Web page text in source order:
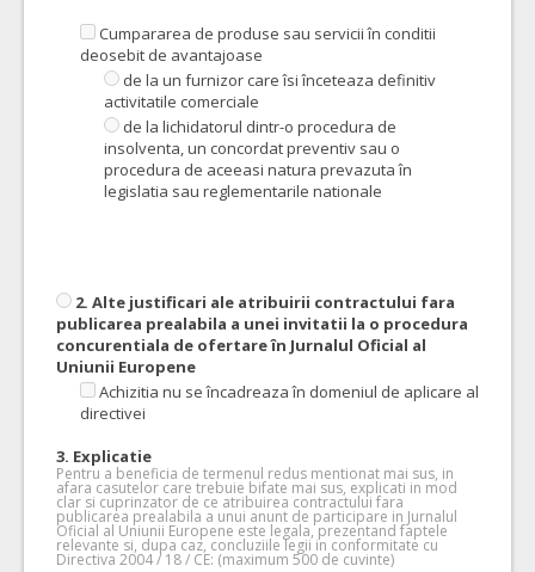
Cumpararea de produse sau servicii în conditii
deosebit de avantajoase
de la un furnizor care îsi înceteaza definitiv
activitatile comerciale
de la lichidatorul dintr-o procedura de
insolventa, un concordat preventiv sau o
procedura de aceeasi natura prevazuta în
legislatia sau reglementarile nationale
2. Alte justificari ale atribuirii contractului fara
publicarea prealabila a unei invitatii la o procedura
concurentiala de ofertare în Jurnalul Oficial al
Uniunii Europene
Achizitia nu se încadreaza în domeniul de aplicare al
directivei
3. Explicatie
Pentru a beneficia de termenul redus mentionat mai sus, in
afara casutelor care trebuie bifate mai sus, explicati in mod
clar si cuprinzator de ce atribuirea contractului fara
publicarea prealabila a unui anunt de participare in Jurnalul
Oficial al Uniunii Europene este legala, prezentand faptele
relevante si, dupa caz, concluziile legii in conformitate cu
Directiva 2004 / 18 / CE: (maximum 500 de cuvinte)